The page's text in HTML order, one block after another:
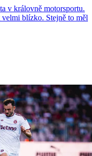
v královně motorsportu.
blízko. Stejně to měl